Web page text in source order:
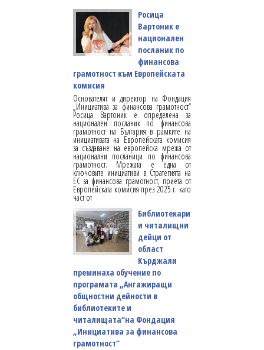
Росица
Вартоник е
национален
посланик по
финансова
грамотност към Европейската
комисия
Основателят и директор на Фондация
„Инициатива за финансова грамотност“
Росица Вартоник е определена за
национален посланик по финансова
грамотност на България в рамките на
инициативата на Европейската комисия
за създаване на европейска мрежа от
национални посланици по финансова
грамотност. Мрежата е една от
ключовите инициативи в Стратегията на
ЕС за финансова грамотност, приета от
Европейската комисия през 2025 г. като
част от
Библиотекари
и читалищни
дейци от
област
Кърджали
преминаха обучение по
програмата „Ангажиращи
общностни дейности в
библиотеките и
читалищата“на Фондация
„Инициатива за финансова
грамотност“